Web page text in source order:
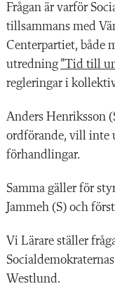
Frågan är varför
tillsammans med
Centerpartiet, både
utredning ”Tid till
regleringar i
Anders Henriksson
ordförande, vill inte
förhandlingar.
Samma gäller för
Jammeh (S) och
Vi Lärare ställer
Westlund.